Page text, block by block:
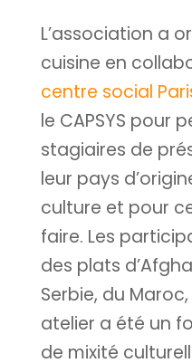
L’association a
cuisine en
centre social
le CAPSYS pour
stagiaires de
leur pays
culture et pour
faire. Les
des plats
Serbie, du
atelier a été un
de mixité